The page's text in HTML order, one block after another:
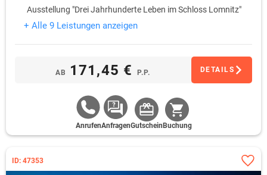
Ausstellung "Drei Jahrhunderte Leben im Schloss Lomnitz"
+ Alle 9 Leistungen anzeigen
AB 171,45 € P.P. DETAILS
AnrufenAnfragenGutschein Buchung
ID: 47353